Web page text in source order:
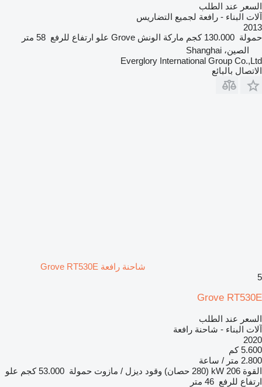
السعر عند الطلب
آلات البناء - رافعة لجميع التضاريس
2013
حمولة 130.000 كجم ماركة الونش Grove علو ارتفاع للرفع 58 متر
الصين، Shanghai
Everglory International Group Co.,Ltd
الاتصال بالبائع
شاحنة رافعة Grove RT530E
5
Grove RT530E
السعر عند الطلب
آلات البناء - شاحنة رافعة
2020
5.600 كم
2.800 متر / ساعة
القوة 206 kW (280 حصان) وقود ديزل / مازوت حمولة 53.000 كجم
علو
ارتفاع للرفع 46 متر